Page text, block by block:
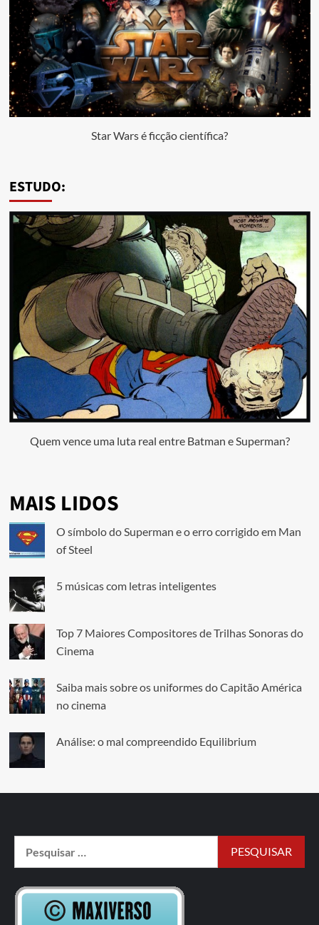
Star Wars é ficção científica?
ESTUDO:
Quem vence uma luta real entre Batman e Superman?
MAIS LIDOS
O símbolo do Superman e o erro corrigido em Man
of Steel
5 músicas com letras inteligentes
Top 7 Maiores Compositores de Trilhas Sonoras do
Cinema
Saiba mais sobre os uniformes do Capitão América
no cinema
Análise: o mal compreendido Equilibrium